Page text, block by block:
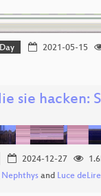
2021-05-15
sie hacken:
2024-12-27
Nephthys and Luce deLire